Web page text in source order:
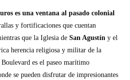
es una ventana al pasado colonial
y fortificaciones que cuentan
que la Iglesia deSan Agustín y el
herencia religiosa y militar de la
es el paseo marítimo
se pueden disfrutar de impresionantes